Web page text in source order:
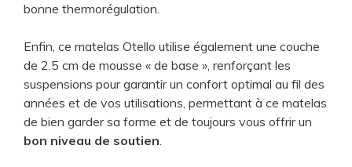
bonne thermorégulation.
Enfin, ce matelas Otello utilise également une couche
de 2.5 cm de mousse « de base », renforçant les
suspensions pour garantir un confort optimal au fil des
années et de vos utilisations, permettant à ce matelas
de bien garder sa forme et de toujours vous offrir un
bon niveau de soutien.